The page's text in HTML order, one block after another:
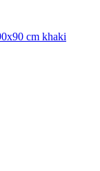
cm khaki